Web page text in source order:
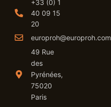
+33 (0) 1
40 09 15
20
europroh@europroh.com
49 Rue
des
Pyrénées,
75020
Paris